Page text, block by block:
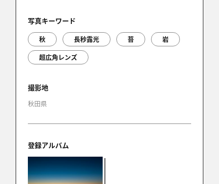
コメントありがとうございます！
どう切り取るか？？
と悩むロケーションですが、全体を捉えられるのは
aria
ok-storeさん ,トムさん ,THREEPOINTEDさん
ありがとうございます！
機材のことなどもコメントいただき、嬉しいです✨
写真キーワード
秋 長秒露光 苔
岩
超広角レンズ
撮影地
秋田県
登録アルバム